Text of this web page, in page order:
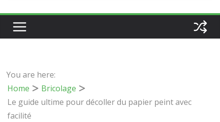
You are here:
Home
Bricolage
Le guide ultime pour décoller du papier peint avec
facilité